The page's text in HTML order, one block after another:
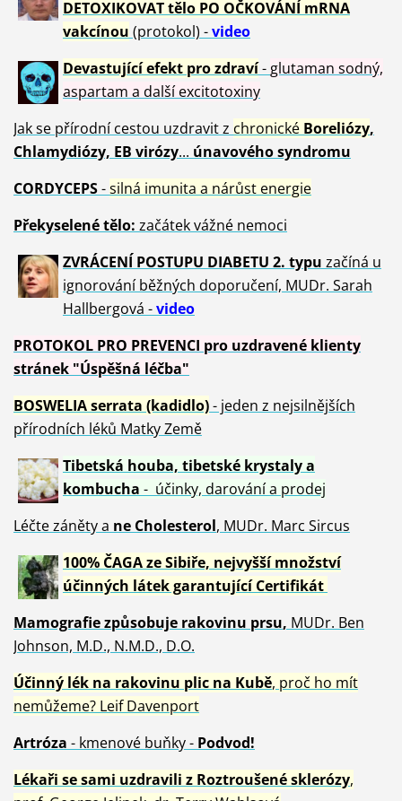
DETOXIKOVAT tělo PO OČKOVÁNÍ mRNA
vakcínou (protokol) -video
Devastující efekt pro zdraví- glutaman sodný,
aspartam a další excitotoxiny
Jak se přírodní cestou uzdravit z chronické Boreliózy,
Chlamydiózy, EB virózy... únavového syndromu
CORDYCEPS-silná imunita a nárůst energie
Překyselené tělo: začátek vážné nemoci
ZVRÁCENÍ POSTUPU DIABETU 2. typu začíná u
ignorování běžných doporučení, MUDr. Sarah
Hallbergová -video
PROTOKOL PRO PREVENCI pro uzdravené klienty
stránek "Úspěšná léčba"
BOSWELIA serrata (kadidlo)- jeden z nejsilnějších
přírodních léků Matky Země
Tibetská houba, tibetské krystalya
kombucha - účinky, darování a prodej
Léčte záněty a ne Cholesterol, MUDr. Marc Sircus
100% ČAGA ze Sibiře, nejvyšší množství
účinných látek garantující Certifikát
Mamografie způsobuje rakovinu prsu, MUDr. Ben
Johnson, M.D., N.M.D., D.O.
Účinný lék na rakovinu plic na Kubě, proč ho mít
nemůžeme? Leif Davenport
Artróza - kmenové buňky - Podvod!
Lékaři se sami uzdravili z Roztroušené sklerózy,